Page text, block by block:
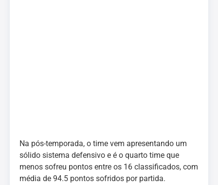
Na pós-temporada, o time vem apresentando um
sólido sistema defensivo e é o quarto time que
menos sofreu pontos entre os 16 classificados, com
média de 94.5 pontos sofridos por partida.